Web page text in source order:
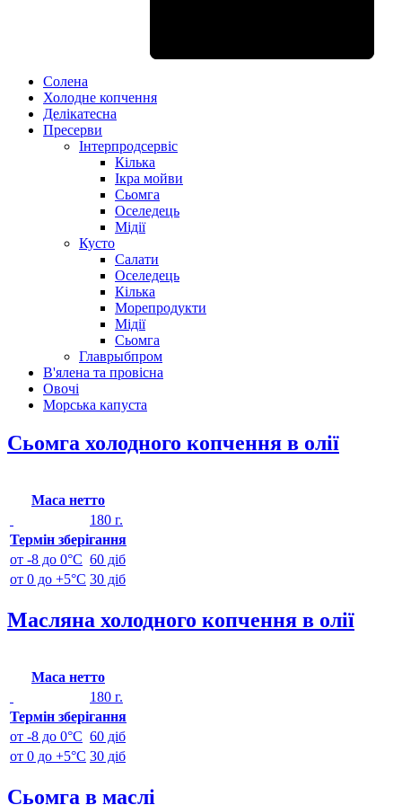
Солена
Холодне копчення
Делікатесна
Пресерви
Інтерпродсервіс
Кілька
Ікра мойви
Сьомга
Оселедець
Мідії
Кусто
Салати
Оселедець
Кілька
Морепродукти
Мідії
Сьомга
Главрыбпром
В'ялена та провісна
Овочі
Морська капуста
Сьомга холодного копчення в олії
Маса нетто
180 г.
Термін зберігання
от -8 до 0°C 60 діб
от 0 до +5°C 30 діб
Масляна холодного копчення в олії
Маса нетто
180 г.
Термін зберігання
от -8 до 0°C 60 діб
от 0 до +5°C 30 діб
Сьомга в маслі